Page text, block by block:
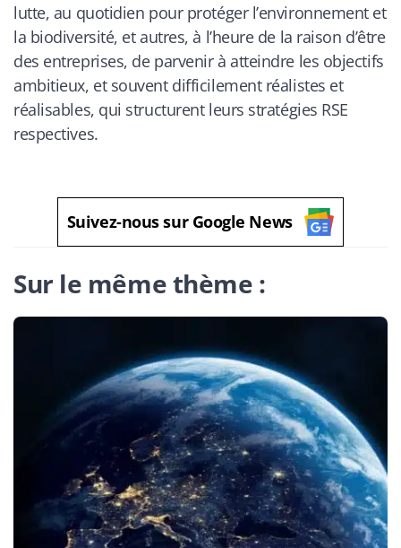
lutte, au quotidien pour protéger l’environnement et
la biodiversité, et autres, à l’heure de la raison d’être
des entreprises, de parvenir à atteindre les objectifs
ambitieux, et souvent difficilement réalistes et
réalisables, qui structurent leurs stratégies RSE
respectives.
Suivez-nous sur Google News
Sur le même thème :